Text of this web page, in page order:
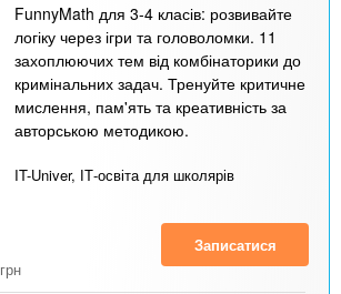
FunnyMath для 3-4 класів: розвивайте
логіку через ігри та головоломки. 11
захоплюючих тем від комбінаторики до
кримінальних задач. Тренуйте критичне
мислення, пам'ять та креативність за
авторською методикою.
IT-Univer, ІТ-освіта для школярів
грн
Записатися